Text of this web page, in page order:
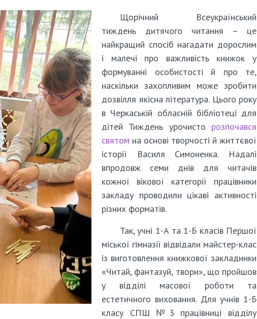
Щорічний Всеукраїнський
тиждень дитячого читання – це
найкращий спосіб нагадати дорослим
і малечі про важливість книжок у
формуванні особистості й про те,
наскільки захопливим може зробити
дозвілля якісна література. Цього року
в Черкаській обласній бібліотеці для
дітей Тиждень урочисто розпочався
святом на основі творчості й життєвої
історії Василя Симоненка. Надалі
впродовж семи днів для читачів
кожної вікової категорії працівники
закладу проводили цікаві активності
різних форматів.
Так, учні 1-А та 1-Б класів Першої
міської гімназії відвідали майстер-клас
із виготовлення книжкової закладинки
«Читай, фантазуй, твори», що пройшов
у відділі масової роботи та
естетичного виховання. Для учнів 1-Б
класу СПШ №3 працівниці відділу